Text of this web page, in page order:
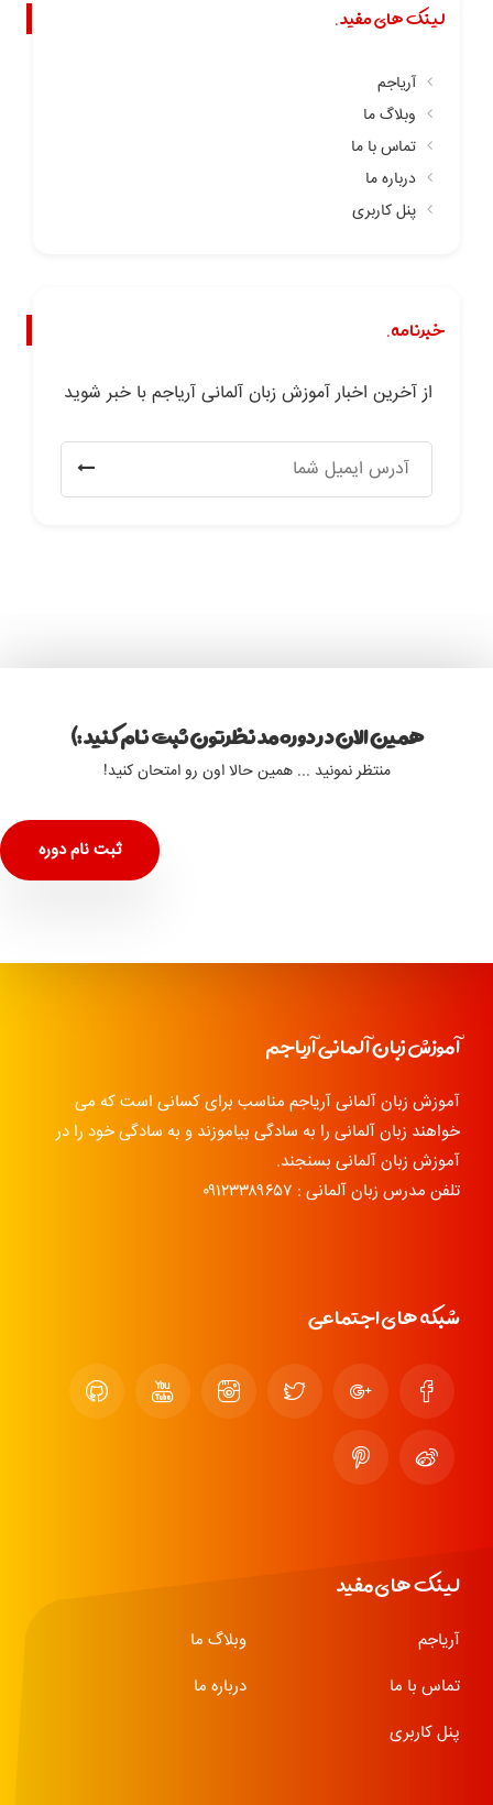
لینک های مفید.
آریاجم
وبلاگ ما
تماس با ما
درباره ما
پنل کاربری
خبرنامه.
از آخرین اخبار آموزش زبان آلمانی آریاجم با خبر شوید
همین الان در دوره مد نظرتون ثبت نام کنید :)
منتظر نمونید ... همین حالا اون رو امتحان کنید!
ثبت نام دوره
آموزش زبان آلمانی آریاجم
آموزش زبان آلمانی آریاجم مناسب برای کسانی است که می
خواهند زبان آلمانی را به سادگی بیاموزند و به سادگی خود را در
آموزش زبان آلمانی بسنجند.
تلفن مدرس زبان آلمانی : ۰۹۱۲۳۳۸۹۶۵۷
شبکه های اجتماعی
لینک های مفید
آریاجم
وبلاگ ما
تماس با ما
درباره ما
پنل کاربری